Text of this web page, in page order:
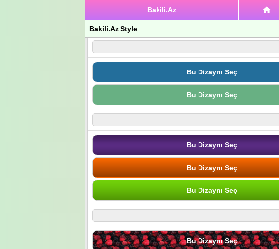
Bakili.Az
Bakili.Az Style
Bu Dizaynı Seç
Bu Dizaynı Seç
Bu Dizaynı Seç
Bu Dizaynı Seç
Bu Dizaynı Seç
Bu Dizaynı Seç